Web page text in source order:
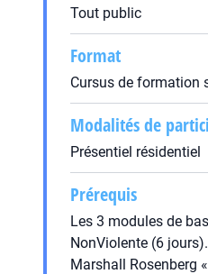
Tout public
Format
Cursus de formation
Modalités de
Présentiel résidentiel
Prérequis
Les 3 modules de
NonViolente (6
Marshall Rosenberg